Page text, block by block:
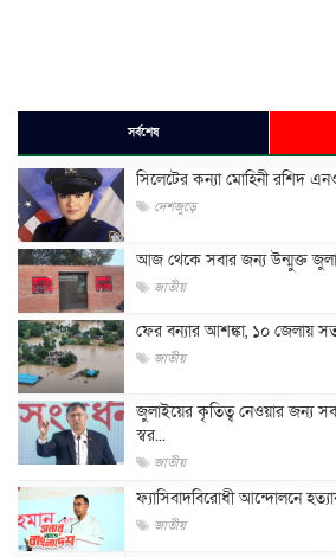
সর্বশেষ
সিলেটের কন্যা মোহিনী রশিদ
দেশজুড়ে
আজ থেকে সবার জন্য উন্মুক্ত
জাতীয়
ফের বন্যার আশঙ্কা, ১০ জেলায়
জাতীয়
জুলাইয়ের কৃতিত্ব নেওয়ার জন্য
স্বর...
জাতীয়
ফ্যাসিবাদবিরোধী আন্দোলনে
জাতীয়